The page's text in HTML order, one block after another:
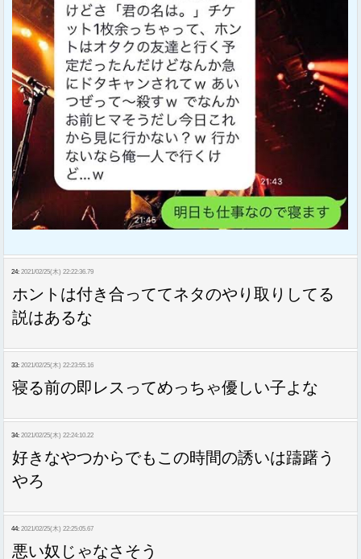
24: 2021/02/25(木) 22:22:36.79
ホントは付き合っててネタのやり取りしてる
説はあるな
33: 2021/02/25(木) 22:23:55.16
寝る前の即レスってめっちゃ優しい子よな
34: 2021/02/25(木) 22:24:10.22
好きなやつからでもこの時間の誘いは躊躇う
やろ
44: 2021/02/25(木) 22:25:05.67
悪い奴じゃなさそう